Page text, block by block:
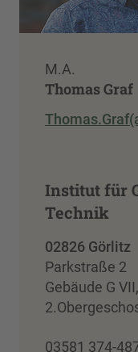
M.A.
Thomas Graf
Institut für
Technik
02826 Görlitz
Parkstraße 2
Gebäude G
03581 374-